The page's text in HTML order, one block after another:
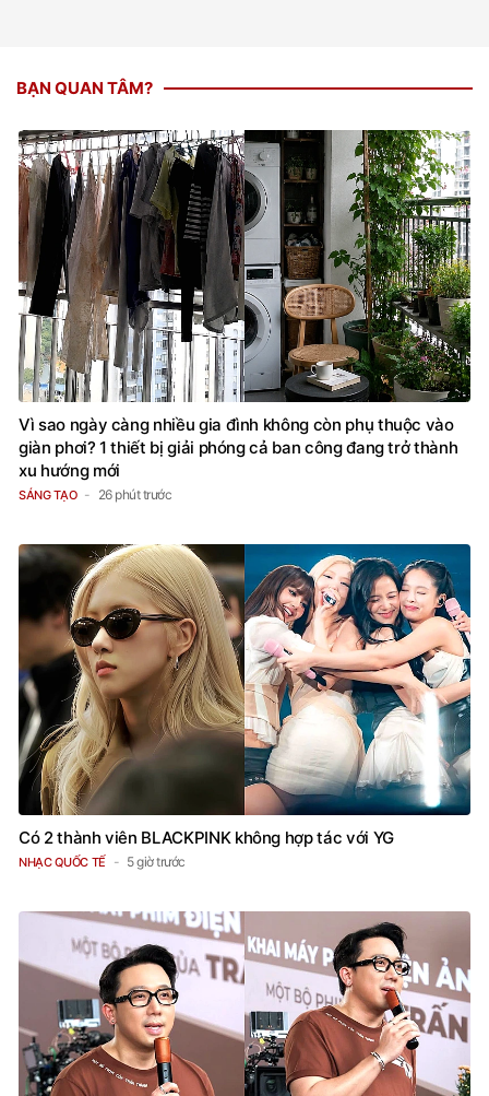
BẠN QUAN TÂM?
Vì sao ngày càng nhiều gia đình không còn phụ thuộc vào
giàn phơi? 1 thiết bị giải phóng cả ban công đang trở thành
xu hướng mới
SÁNG TẠO 26 phút trước
Có 2 thành viên BLACKPINK không hợp tác với YG
NHẠC QUỐC TẾ 5 giờ trước